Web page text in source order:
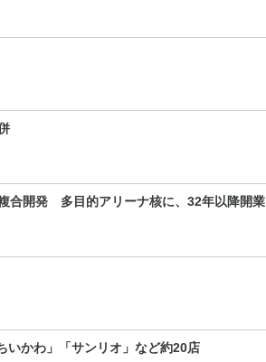
合開発 多目的アリーナ核に、32年以降開業
かわ」「サンリオ」など約20店